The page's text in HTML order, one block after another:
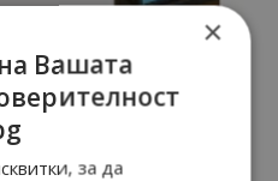
×
Вашата
за да